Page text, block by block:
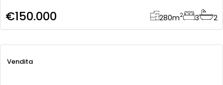
ristrutturare, l
€150.000 280m2 3 2
Vendita